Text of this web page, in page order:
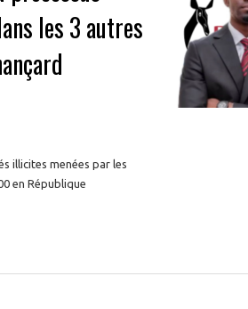
les 3 autres
illicites menées par les
en République